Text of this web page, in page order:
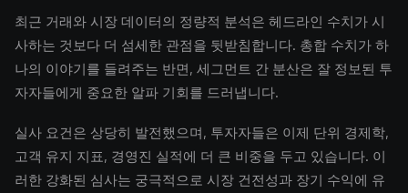
최근 거래와 시장 데이터의 정량적 분석은 헤드라인 수치가 시
사하는 것보다 더 섬세한 관점을 뒷받침합니다. 총합 수치가 하
나의 이야기를 들려주는 반면, 세그먼트 간 분산은 잘 정보된 투
자자들에게 중요한 알파 기회를 드러냅니다.
실사 요건은 상당히 발전했으며, 투자자들은 이제 단위 경제학,
고객 유지 지표, 경영진 실적에 더 큰 비중을 두고 있습니다. 이
러한 강화된 심사는 궁극적으로 시장 건전성과 장기 수익에 유